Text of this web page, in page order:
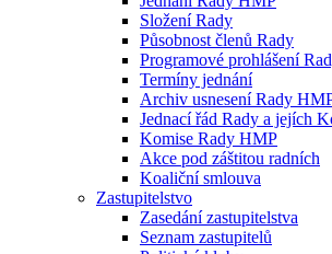
Složení Rady
Působnost členů Rady
Programové prohlášení
Termíny jednání
Archiv usnesení Rady
Jednací řád Rady a jejích
Komise Rady HMP
Akce pod záštitou radních
Koaliční smlouva
Zastupitelstvo
Zasedání zastupitelstva
Seznam zastupitelů